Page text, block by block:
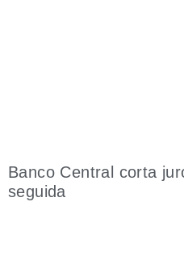
Banco Central corta
seguida